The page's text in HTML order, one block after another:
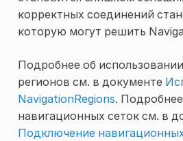
корректных соединений
которую могут решить
Подробнее об
регионов см. в документе
NavigationRegions.
навигационных сеток см. в
Подключение